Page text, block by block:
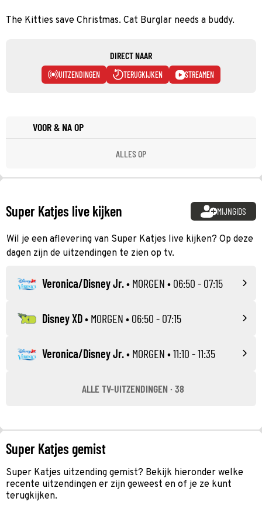
The Kitties save Christmas. Cat Burglar needs a buddy.
DIRECT NAAR
UITZENDINGEN TERUGKIJKEN STREAMEN
VOOR & NA OP
ALLES OP
Super Katjes live kijken MIJNGIDS
Wil je een aflevering van Super Katjes live kijken? Op deze
dagen zijn de uitzendingen te zien op tv.
Veronica/Disney Jr.• MORGEN • 06:50 - 07:15
Disney XD• MORGEN • 06:50 - 07:15
Veronica/Disney Jr.• MORGEN • 11:10 - 11:35
ALLE TV-UITZENDINGEN · 38
Super Katjes gemist
Super Katjes uitzending gemist? Bekijk hieronder welke
recente uitzendingen er zijn geweest en of je ze kunt
terugkijken.